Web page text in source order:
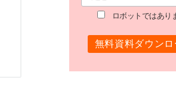
ロボットではあり